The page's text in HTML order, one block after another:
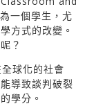
一個學生，尤
方式的改變。
？
球化的社會
導致談判破裂
學分。